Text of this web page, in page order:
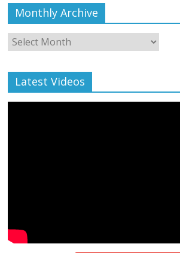
Monthly Archive
Monthly
Archive
Latest Videos